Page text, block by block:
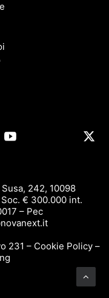
242, 10098
Soc. € 300.000 int.
– Pec
231 – Cookie Policy –